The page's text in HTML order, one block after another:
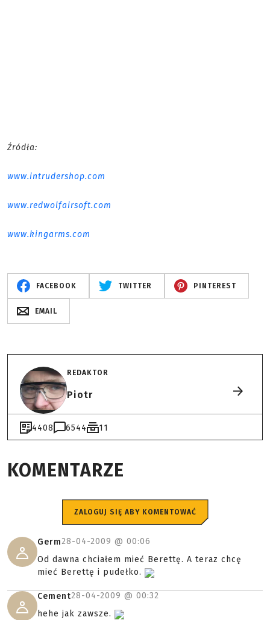
Źródła:
www.intrudershop.com
www.redwolfairsoft.com
www.kingarms.com
FACEBOOK TWITTER PINTEREST
EMAIL
REDAKTOR
Piotr
4408 6544 11
KOMENTARZE
ZALOGUJ SIĘ ABY KOMENTOWAĆ
Germ28-04-2009 @ 00:06
Od dawna chciałem mieć Berettę. A teraz chcę
mieć Berettę i pudełko.
Cement28-04-2009 @ 00:32
hehe jak zawsze.